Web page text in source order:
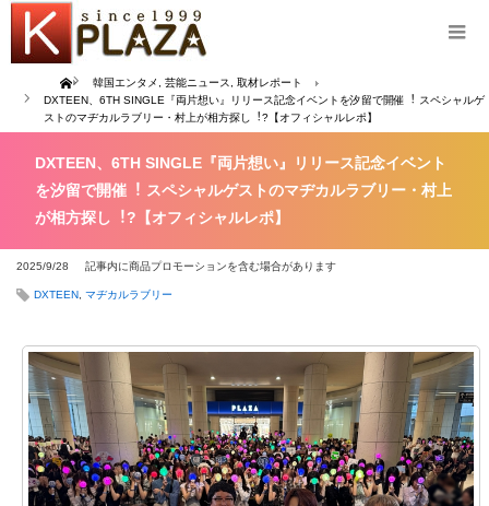
Home 韓国エンタメ 芸能ニュース
取材レポート
DXTEEN、6TH SINGLE『両⽚想い』リリース記念イベントを汐留で開催︕ スペシャルゲ
ストのマヂカルラブリー・村上が相⽅探し︕?【オフィシャルレポ】
DXTEEN、6TH SINGLE『両⽚想い』リリース記念イベント
を汐留で開催︕ スペシャルゲストのマヂカルラブリー・村上
が相⽅探し︕?【オフィシャルレポ】
2025/9/28 記事内に商品プロモーションを含む場合があります
DXTEEN マヂカルラブリー